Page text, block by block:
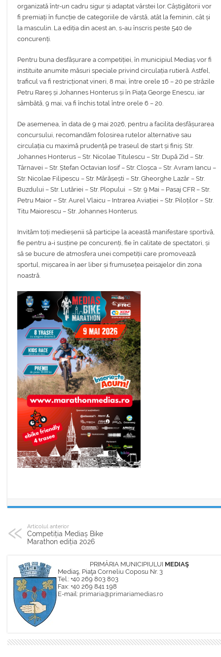
organizată într-un cadru sigur și adaptat vârstei lor. Câștigătorii vor
fi premiați în funcție de categoriile de vârstă, atât la feminin, cât și
la masculin. La ediția din acest an, s-au înscris peste 540 de
concurenți.
Pentru buna desfășurare a competiției, în municipiul Mediaș vor fi
instituite anumite măsuri speciale privind circulația rutieră. Astfel,
traficul va fi restricționat vineri, 8 mai, între orele 16 – 20 pe străzile
Petru Rareș și Johannes Honterus și în Piața George Enescu, iar
sâmbătă, 9 mai, va fi închis total între orele 6 – 20.
De asemenea, în data de 9 mai 2026, pentru a facilita desfășurarea
concursului, recomandăm folosirea rutelor alternative sau
circulația cu maximă prudență pe traseul de start și finiș: Str.
Johannes Honterus – Str. Nicolae Titulescu – Str. După Zid – Str.
Târnavei – Str. Ștefan Octavian Iosif – Str. Cloșca – Str. Avram Iancu –
Str. Nicolae Filipescu – Str. Mărășești – Str. Gheorghe Lazăr – Str.
Buzdului – Str. Lutăriei – Str. Plopului – Str. 9 Mai – Pasaj CFR – Str.
Petru Maior – Str. Aurel Vlaicu – Intrarea Aviației – Str. Piloților – Str.
Titu Maiorescu – Str. Johannes Honterus.
Invităm toți medieșenii să participe la această manifestare sportivă,
fie pentru a-i susține pe concurenți, fie în calitate de spectatori, și
să se bucure de atmosfera unei competiții care promovează
sportul, mișcarea în aer liber și frumusețea peisajelor din zona
noastră.
Articolul anterior
Competiția Mediaș Bike
Marathon ediția 2026
PRIMĂRIA MUNICIPIULUI MEDIAŞ
Mediaş, Piaţa Corneliu Coposu Nr. 3
Tel.: +40 269 803 803
Fax: +40 269 841 198
E-mail: primaria@primariamedias.ro